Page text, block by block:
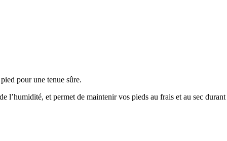
pour une tenue sûre.
l’humidité, et permet de maintenir vos pieds au frais et au sec durant